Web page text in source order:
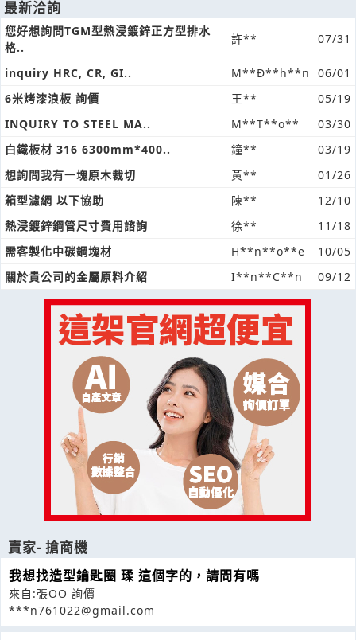
最新洽詢
您好想詢問TGM型熱浸鍍鋅正方型排水
格..
許** 07/31
inquiry HRC, CR, GI.. M**Đ**h**n
06/01
6米烤漆浪板 詢價
王**
05/19
INQUIRY TO STEEL MA..
M**T**o**
03/30
白鐵板材 316 6300mm*400..
鐘**
03/19
想詢問我有一塊原木裁切
黃**
01/26
箱型濾網 以下協助
陳**
12/10
熱浸鍍鋅鋼管尺寸費用諮詢
徐**
11/18
需客製化中碳鋼塊材
H**n**o**e
10/05
關於貴公司的金屬原料介紹
I**n**C**n 09/12
賣家- 搶商機
我想找造型鑰匙圈 瑈 這個字的，請問有嗎
來自:張OO 詢價
***n761022@gmail.com